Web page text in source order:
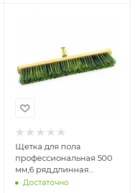
Щетка для пола
профессиональная 500
мм,6 ряд,длинная
щетина,железная
Достаточно